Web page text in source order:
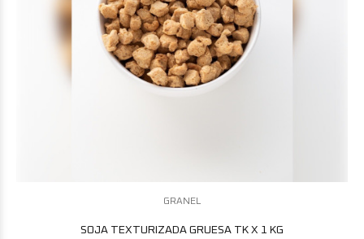
GRANEL
SOJA TEXTURIZADA GRUESA TK X 1 KG